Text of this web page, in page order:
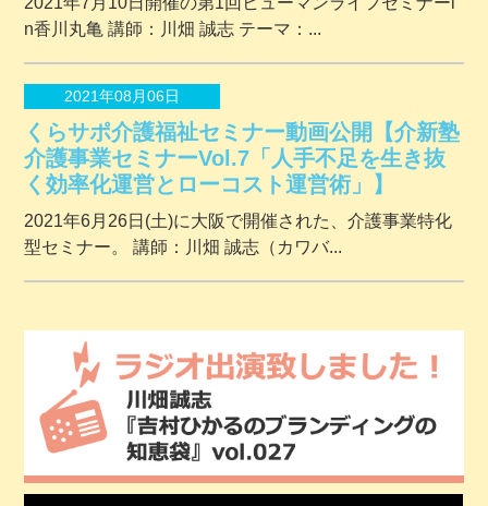
n香川丸亀 講師：川畑 誠志 テーマ：...
2021年08月06日
くらサポ介護福祉セミナー動画公開【介新塾
介護事業セミナーVol.7「人手不足を生き抜
く効率化運営とローコスト運営術」】
2021年6月26日(土)に大阪で開催された、介護事業特化
型セミナー。 講師：川畑 誠志（カワバ...